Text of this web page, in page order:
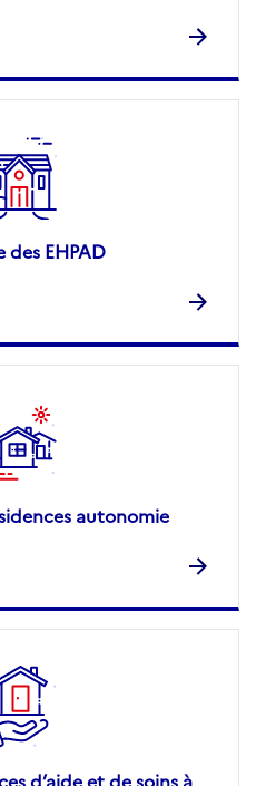
des EHPAD
autonomie
d’aide et de soins à